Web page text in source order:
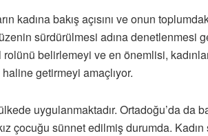
kadına bakış açısını ve onun
sürdürülmesi adına denetlenmesi
belirlemeyi ve en önemlisi,
getirmeyi amaçlıyor.
uygulanmaktadır. Ortadoğu’da
çocuğu sünnet edilmiş durumda.